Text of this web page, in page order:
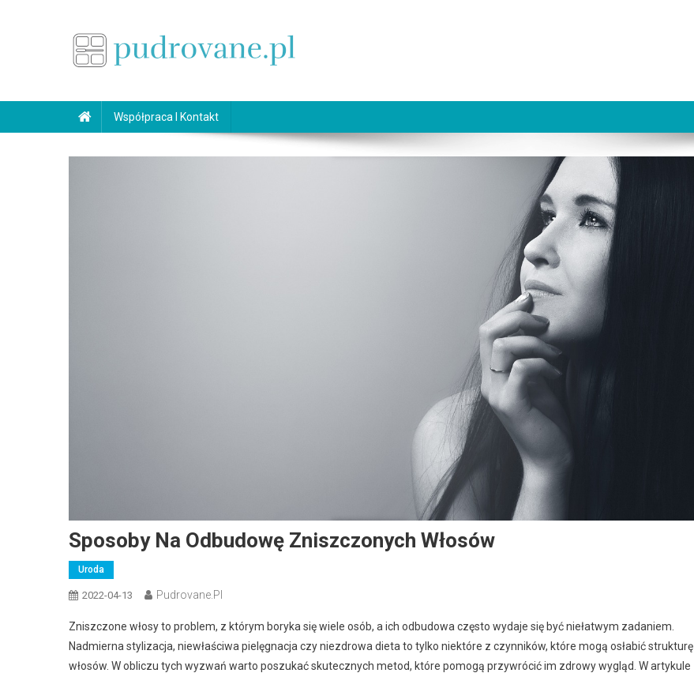
Współpraca I Kontakt
Sposoby Na Odbudowę Zniszczonych Włosów
Uroda
2022-04-13 Pudrovane.pl
Zniszczone włosy to problem, z którym boryka się wiele osób, a ich odbudowa często wydaje się być niełatwym zadaniem.
Nadmierna stylizacja, niewłaściwa pielęgnacja czy niezdrowa dieta to tylko niektóre z czynników, które mogą osłabić strukturę
włosów. W obliczu tych wyzwań warto poszukać skutecznych metod, które pomogą przywrócić im zdrowy wygląd. W artykule